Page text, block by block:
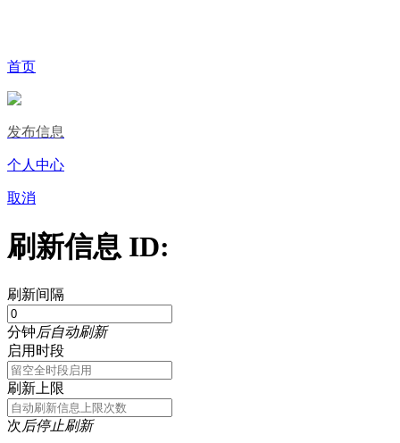
首页
发布信息
个人中心
取消
刷新信息 ID:
刷新间隔
分钟后自动刷新
启用时段
刷新上限
次后停止刷新